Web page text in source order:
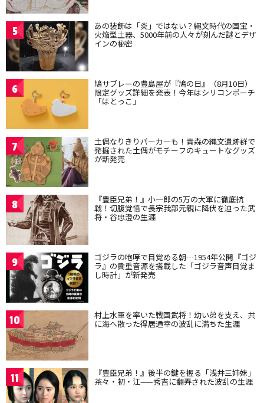
5 あの装飾は「炎」ではない？縄文時代の国宝・
火焔型土器、5000年前の人々が刻んだ謎とデザ
インの秘密
6 鳩サブレーの豊島屋が『鳩の日』（8月10日）
限定グッズ詳細を発表！今年はシリコンポーチ
「はとっこ」
7 土偶なりきりパーカーも！青森の縄文遺跡群で
発掘された土偶がモチーフのキュートなグッズ
が新発売
8 『豊臣兄弟！』小一郎の5万の大軍に徹底抗
戦！切腹覚悟で長宗我部元親に降伏を迫った武
将・谷忠澄の生涯
9 ゴジラの咆哮で目覚める朝…1954年公開『ゴジ
ラ』の貴重音源を搭載した「ゴジラ音声目覚ま
し時計」が新発売
10 村上水軍を率いた戦国武将！幼い弟を支え、共
に海へ散った得居通幸の波乱に満ちた生涯
11 『豊臣兄弟！』後半の鍵を握る「浅井三姉妹」
茶々・初・江——秀吉に翻弄された波乱の生涯